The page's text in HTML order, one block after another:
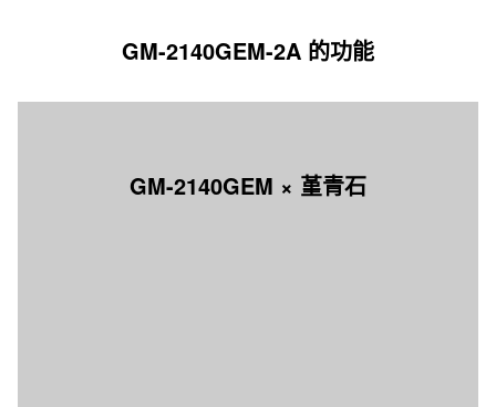
GM-2140GEM-2A 的功能
GM-2140GEM × 堇青石